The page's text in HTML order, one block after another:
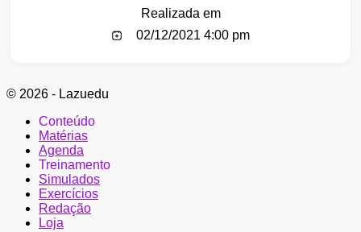
Realizada em
02/12/2021 4:00 pm
© 2026 - Lazuedu
Conteúdo
Matérias
Agenda
Treinamento
Simulados
Exercícios
Redação
Loja